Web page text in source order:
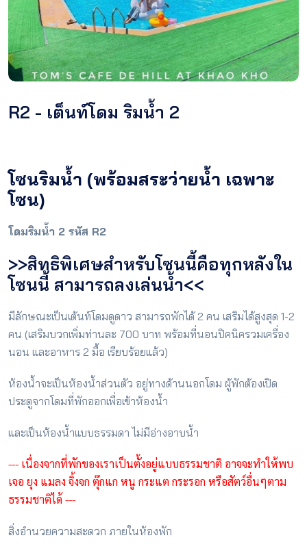
R2 - เต็นท์โดม ริมน้ำ 2
โซนริมน้ำ (พร้อมสระว่ายน้ำ เฉพาะ
โซน)
โดมริมน้ำ 2 รหัส R2
>>สิทธิพิเศษสำหรับโซนนี้คือทุกหลังใน
โซนนี้ สามารถลงเล่นน้ำ<<
มีลักษณะเป็นเต้นท์โดมดูดาว สามารถพักได้ 2 คน เสริมได้สูงสุด 1-2
คน (เสริมบวกเพิ่มท่านละ 700 บาท พร้อมที่นอนปิคนิครวมเครื่อง
นอน และอาหาร 2 มื้อ เรียบร้อยแล้ว)
ห้องน้ำจะเป็นห้องน้ำส่วนตัว อยู่ทางด้านนอกโดม ผู้พักต้องเปิด
ประตูจากโดมที่พักออกเพื่อเข้าห้องน้ำ
และเป็นห้องน้ำแบบธรรมดา ไม่มีอ่างอาบน้ำ
--- เนื่องจากที่พักของเราเป็นตั้งอยู่แบบธรรมชาติ อาจจะทำให้พบ
เจอ ยุง แมลง จิ้งจก ตุ๊กแก หนู กระแต กระรอก หรือสัตว์อื่นๆตาม
ธรรมชาติได้ ---
สิ่งอำนวยความสะดวก ภายในห้องพัก